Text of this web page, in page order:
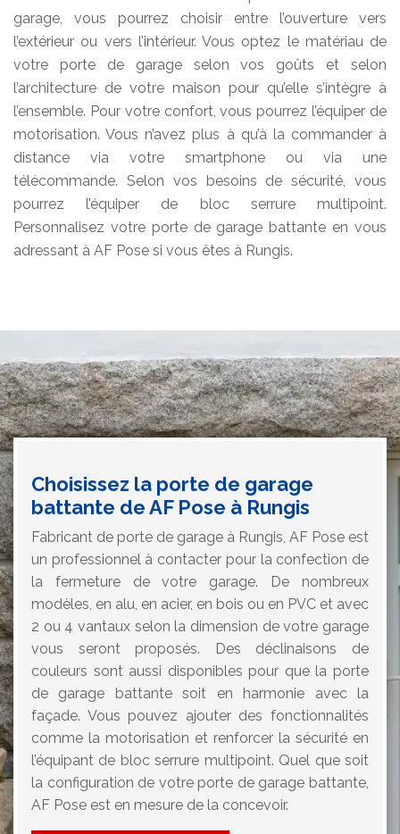
garage, vous pourrez choisir entre l’ouverture vers
l’extérieur ou vers l’intérieur. Vous optez le matériau de
votre porte de garage selon vos goûts et selon
l’architecture de votre maison pour qu’elle s’intègre à
l’ensemble. Pour votre confort, vous pourrez l’équiper de
motorisation. Vous n’avez plus à qu’à la commander à
distance via votre smartphone ou via une
télécommande. Selon vos besoins de sécurité, vous
pourrez l’équiper de bloc serrure multipoint.
Personnalisez votre porte de garage battante en vous
adressant à AF Pose si vous êtes à Rungis.
Choisissez la porte de garage
battante de AF Pose à Rungis
Fabricant de porte de garage à Rungis, AF Pose est
un professionnel à contacter pour la confection de
la fermeture de votre garage. De nombreux
modèles, en alu, en acier, en bois ou en PVC et avec
2 ou 4 vantaux selon la dimension de votre garage
vous seront proposés. Des déclinaisons de
couleurs sont aussi disponibles pour que la porte
de garage battante soit en harmonie avec la
façade. Vous pouvez ajouter des fonctionnalités
comme la motorisation et renforcer la sécurité en
l’équipant de bloc serrure multipoint. Quel que soit
la configuration de votre porte de garage battante,
AF Pose est en mesure de la concevoir.